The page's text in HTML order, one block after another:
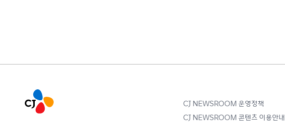
CJ NEWSROOM 운영정책
CJ NEWSROOM 콘텐츠 이용안내